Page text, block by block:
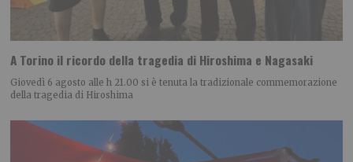
A Torino il ricordo della tragedia di Hiroshima e Nagasaki
Giovedì 6 agosto alle h 21.00 si è tenuta la tradizionale commemorazione
della tragedia di Hiroshima